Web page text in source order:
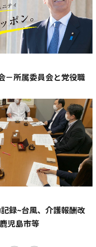
－所属委員会と党役職
録~台風、介護報酬改
児島市等